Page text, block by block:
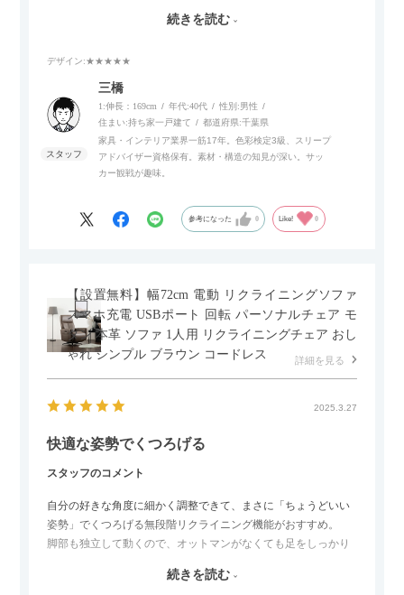
また、補助テーブルとして使用可能なスライドテーブルや収納
内部にもプリンターなどが置けるスライド棚板がついているの
でテレビ台以外にもオフィスなどでの収納家具やリビングでの
サイドボードとして多目的な用途に対応しています。
また、扉は横方向へのスライド式となっているので開閉時のス
ペースを最小限に抑えられ、省スペースでご利用いただけるの
続きを読む
デザイン:★★★★★
三橋
1:伸長：169cm 年代:40代 性別:男性
住まい:持ち家一戸建て 都道府県:千葉県
家具・インテリア業界一筋17年。色彩検定3級、スリープ
アドバイザー資格保有。素材・構造の知見が深い。サッ
カー観戦が趣味。
参考になった 0 Like! 0
【設置無料】幅72cm 電動 リクライニングソファ
スマホ充電 USBポート 回転 パーソナルチェア モ
ダン 本革 ソファ 1人用 リクライニングチェア おし
ゃれ シンプル ブラウン コードレス
詳細を見る
2025.3.27
快適な姿勢でくつろげる
スタッフのコメント
自分の好きな角度に細かく調整できて、まさに「ちょうどいい
姿勢」でくつろげる無段階リクライニング機能がおすすめ。
脚部も独立して動くので、オットマンがなくても足をしっかり
スマホやタブレットを充電しながらリラックスできるのが嬉し
続きを読む